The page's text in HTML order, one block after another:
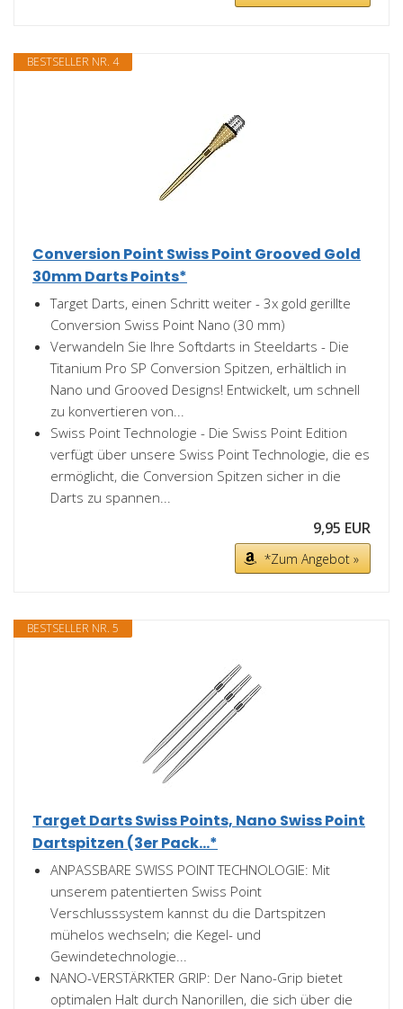
BESTSELLER NR. 4
Conversion Point Swiss Point Grooved Gold
30mm Darts Points*
Target Darts, einen Schritt weiter - 3x gold gerillte
Conversion Swiss Point Nano (30 mm)
Verwandeln Sie Ihre Softdarts in Steeldarts - Die
Titanium Pro SP Conversion Spitzen, erhältlich in
Nano und Grooved Designs! Entwickelt, um schnell
zu konvertieren von...
Swiss Point Technologie - Die Swiss Point Edition
verfügt über unsere Swiss Point Technologie, die es
ermöglicht, die Conversion Spitzen sicher in die
Darts zu spannen...
9,95 EUR
*Zum Angebot »
BESTSELLER NR. 5
Target Darts Swiss Points, Nano Swiss Point
Dartspitzen (3er Pack...*
ANPASSBARE SWISS POINT TECHNOLOGIE: Mit
unserem patentierten Swiss Point
Verschlusssystem kannst du die Dartspitzen
mühelos wechseln; die Kegel- und
Gewindetechnologie...
NANO-VERSTÄRKTER GRIP: Der Nano-Grip bietet
optimalen Halt durch Nanorillen, die sich über die